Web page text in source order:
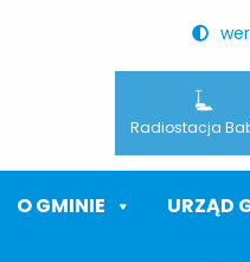
Radiostacja
O GMINIE URZĄD